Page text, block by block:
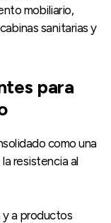
mobiliario,
sanitarias y
para
como una
resistencia al
y a productos